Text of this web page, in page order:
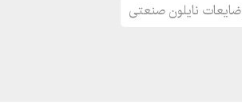
ضایعات نایلون صنعتی